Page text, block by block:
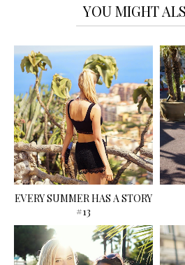
YOU MIGHT
EVERY SUMMER HAS A STORY
#13